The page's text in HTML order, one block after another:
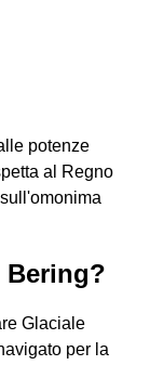
potenze
al Regno
Bering?
Glaciale
per la